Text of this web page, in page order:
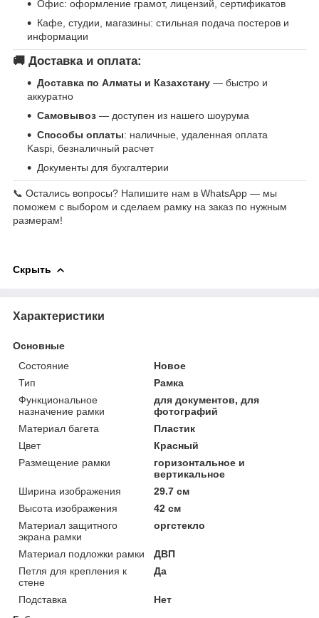
Офис: оформление грамот, лицензий, сертификатов
Кафе, студии, магазины: стильная подача постеров и
информации
🚚 Доставка и оплата:
Доставка по Алматы и Казахстану — быстро и
аккуратно
Самовывоз — доступен из нашего шоурума
Способы оплаты: наличные, удаленная оплата
Kaspi, безналичный расчет
Документы для бухгалтерии
📞 Остались вопросы? Напишите нам в WhatsApp — мы
поможем с выбором и сделаем рамку на заказ по нужным
размерам!
Скрыть
Характеристики
Основные
Состояние
Новое
Тип
Рамка
Функциональное
назначение рамки
для документов, для
фотографий
Материал багета
Пластик
Цвет
Красный
Размещение рамки
горизонтальное и
вертикальное
Ширина изображения
29.7 см
Высота изображения
42 см
Материал защитного
экрана рамки
оргстекло
Материал подложки рамки
ДВП
Петля для крепления к
стене
Да
Подставка
Нет